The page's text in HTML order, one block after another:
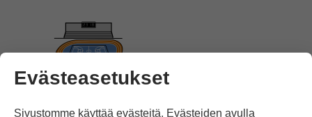
Evästeasetukset
Sivustomme käyttää evästeitä. Evästeiden avulla